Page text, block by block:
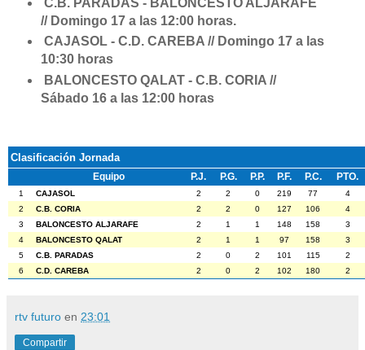
// Domingo 17 a las 12:00 horas.
CAJASOL - C.D. CAREBA // Domingo 17 a las
10:30 horas
BALONCESTO QALAT - C.B. CORIA //
Sábado 16 a las 12:00 horas
Clasificación Jornada
Equipo P.J. P.G. P.P. P.F. P.C. PTO.
1 CAJASOL 2 2 0 219 77
4
2
C.B. CORIA 2 2 0 127 106
4
3
BALONCESTO ALJARAFE 2 1 1 148 158
3
4
BALONCESTO QALAT 2 1 1 97 158
3
5
C.B. PARADAS 2 0 2 101 115
2
6
C.D. CAREBA 2 0 2 102 180 2
rtv futuro en 23:01
Compartir